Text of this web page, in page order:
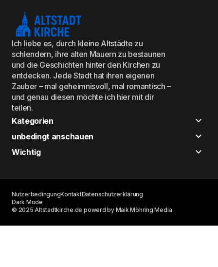
Ich liebe es, durch kleine Altstädte zu
schlendern, ihre alten Mauern zu bestaunen
und die Geschichten hinter den Kirchen zu
entdecken. Jede Stadt hat ihren eigenen
Zauber – mal geheimnisvoll, mal romantisch –
und genau diesen möchte ich hier mit dir
teilen.
Kategorien
unbedingt anschauen
Wichtig
© 2025 Altstadtkirche.de powerd by Maik Möhring Media
NutzerbedingungKontaktDatenschutzerklärung
Dark Mode